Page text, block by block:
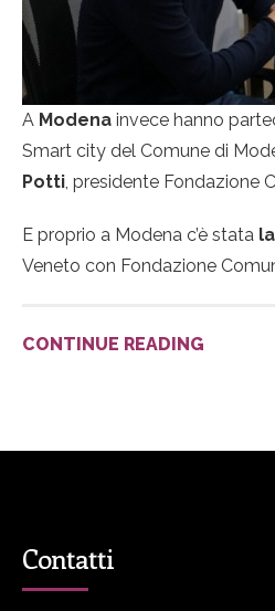
A Modena invece hanno
Smart city del Comune di
Potti, presidente Fondazione
E proprio a Modena c’è stata
Veneto con Fondazione
CONTINUE READING
Contatti